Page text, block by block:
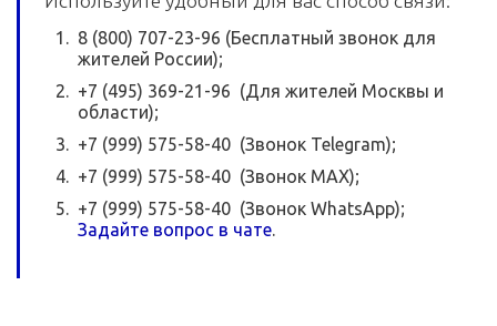
8 (800) 707-23-96 (Бесплатный звонок для
жителей России);
+7 (495) 369-21-96 (Для жителей Москвы и
области);
+7 (999) 575-58-40 (Звонок Telegram);
+7 (999) 575-58-40 (Звонок MAX);
+7 (999) 575-58-40 (Звонок WhatsApp);
Задайте вопрос в чате.